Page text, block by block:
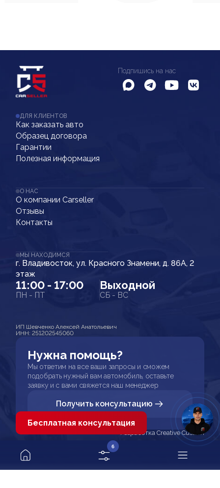
Подпишись на нас
ДЛЯ КЛИЕНТОВ
Как заказать авто
Образец договора
Гарантии
Полезная информация
О НАС
О компании Carseller
Отзывы
Контакты
МЫ НАХОДИМСЯ
г. Владивосток, ул. Красного Знамени, д. 86А, 2
этаж
11:00 - 17:00
ПН - ПТ
Выходной
СБ - ВС
ИП Шевченко Алексей Анатольевич
ИНН: 251202545060
Нужна помощь?
Мы ответим на все ваши запросы и сможем
подобрать нужный вам автомобиль, оставьте
заявку и с вами свяжется наш менеджер
Получить консультацию
Разработка Creative Custom
6
Бесплатная консультация